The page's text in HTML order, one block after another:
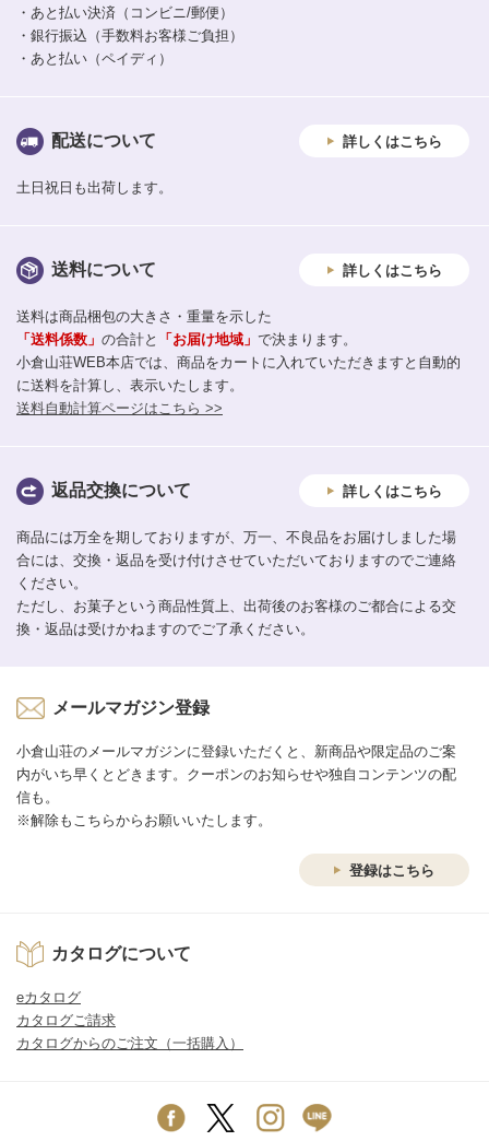
・あと払い決済（コンビニ/郵便）
・銀行振込（手数料お客様ご負担）
・あと払い（ペイディ）
配送について 詳しくはこちら
土日祝日も出荷します。
送料について 詳しくはこちら
送料は商品梱包の大きさ・重量を示した
「送料係数」 の合計と 「お届け地域」 で決まります。
小倉山荘WEB本店では、商品をカートに入れていただきますと自動的
に送料を計算し、表示いたします。
送料自動計算ページはこちら >>
返品交換について 詳しくはこちら
商品には万全を期しておりますが、万一、不良品をお届けしました場
合には、交換・返品を受け付けさせていただいておりますのでご連絡
ください。
ただし、お菓子という商品性質上、出荷後のお客様のご都合による交
換・返品は受けかねますのでご了承ください。
メールマガジン登録
小倉山荘のメールマガジンに登録いただくと、新商品や限定品のご案
内がいち早くとどきます。クーポンのお知らせや独自コンテンツの配
信も。
※解除もこちらからお願いいたします。
登録はこちら
カタログについて
eカタログ
カタログご請求
カタログからのご注文（一括購入）